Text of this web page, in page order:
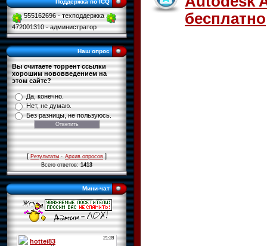
Поддержка по ICQ
555162696 - техподдержка
472001310 - администратор
Наш опрос
Вы считаете торрент ссылки
хорошим нововведением на
этом сайте?
Да, конечно.
Нет, не думаю.
Без разницы, не пользуюсь.
[Результаты·Архив опросов]
Всего ответов:1413
Мини-чат
бесплатно